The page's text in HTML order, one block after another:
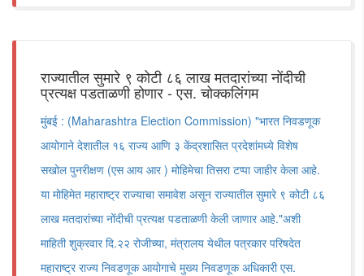
राज्यातील सुमारे ९ कोटी ८६ लाख मतदारांच्या नोंदीची
प्रत्यक्ष पडताळणी होणार - एस. चोक्कलिंगम
मुंबई : (Maharashtra Election Commission) "भारत निवडणूक
आयोगाने देशातील १६ राज्य आणि ३ केंद्रशासित प्रदेशांमध्ये विशेष
सखोल पुनरीक्षण (एस आय आर ) मोहिमेचा तिसरा टप्पा जाहीर केला आहे.
या मोहिमेत महाराष्ट्र राज्याचा समावेश असून राज्यातील सुमारे ९ कोटी ८६
लाख मतदारांच्या नोंदीची प्रत्यक्ष पडताळणी केली जाणार आहे."अशी
माहिती शुक्रवार दि.२२ रोजीच्या, मंत्रालय येथील पत्रकार परिषदेत
महाराष्ट्र राज्य निवडणूक आयोगाचे मुख्य निवडणूक अधिकारी एस.